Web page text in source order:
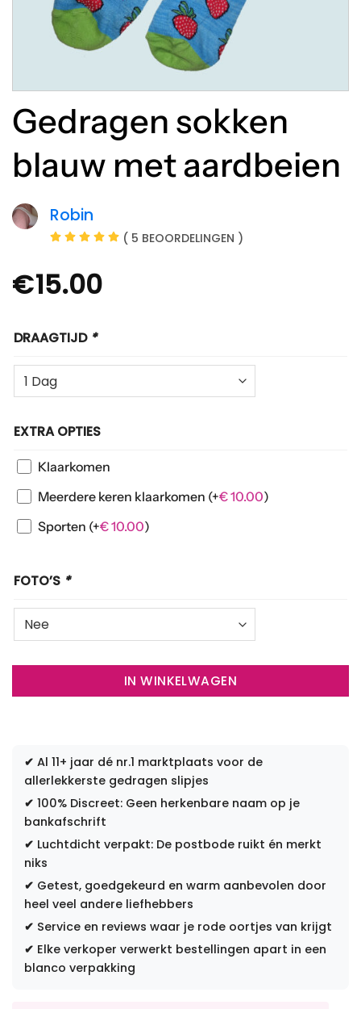
Gedragen sokken
blauw met aardbeien
Robin
( 5 BEOORDELINGEN )
€15.00
DRAAGTIJD *
EXTRA OPTIES
Klaarkomen
Meerdere keren klaarkomen (+€10.00)
Sporten (+€10.00)
FOTO’S *
IN WINKELWAGEN
✔ Al 11+ jaar dé nr.1 marktplaats voor de
allerlekkerste gedragen slipjes
✔ 100% Discreet: Geen herkenbare naam op je
bankafschrift
✔ Luchtdicht verpakt: De postbode ruikt én merkt
niks
✔ Getest, goedgekeurd en warm aanbevolen door
heel veel andere liefhebbers
✔ Service en reviews waar je rode oortjes van krijgt
✔ Elke verkoper verwerkt bestellingen apart in een
blanco verpakking